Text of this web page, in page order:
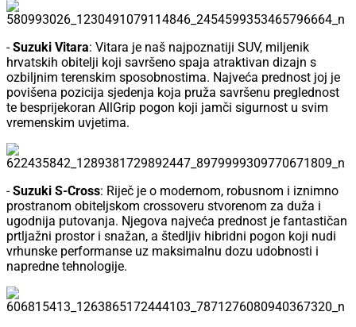
-Suzuki Vitara: Vitara je naš najpoznatiji SUV, miljenik
hrvatskih obitelji koji savršeno spaja atraktivan dizajn s
ozbiljnim terenskim sposobnostima. Najveća prednost joj je
povišena pozicija sjedenja koja pruža savršenu preglednost
te besprijekoran AllGrip pogon koji jamči sigurnost u svim
vremenskim uvjetima.
-Suzuki S-Cross: Riječ je o modernom, robusnom i iznimno
prostranom obiteljskom crossoveru stvorenom za duža i
ugodnija putovanja. Njegova najveća prednost je fantastičan
prtljažni prostor i snažan, a štedljiv hibridni pogon koji nudi
vrhunske performanse uz maksimalnu dozu udobnosti i
napredne tehnologije.